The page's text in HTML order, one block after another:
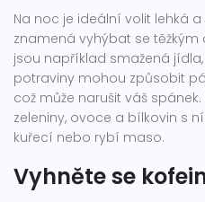
Na noc je ideální volit lehká
znamená vyhýbat se
jsou například smažená
potraviny mohou způsobit
což může narušit váš
zeleniny, ovoce a bílkovin s
kuřecí nebo rybí maso.
Vyhněte se